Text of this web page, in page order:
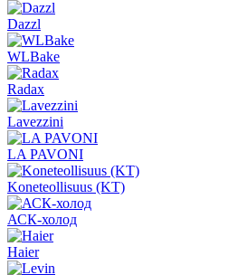
Dazzl
WLBake
Radax
Lavezzini
LA PAVONI
Koneteollisuus (KT)
АСК-холод
Haier